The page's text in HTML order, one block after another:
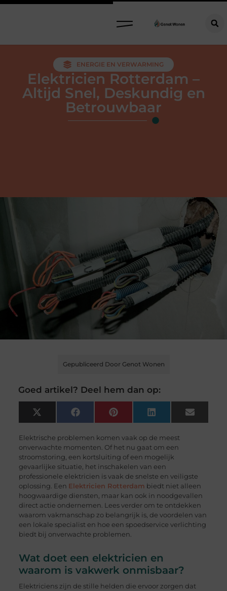
ENERGIE EN VERWARMING
Elektricien Rotterdam –
Altijd Snel, Deskundig en
Betrouwbaar
Gepubliceerd Door Genot Wonen
Goed artikel? Deel hem dan op:
X
(Twitter)
FacebookPinterest LinkedIn Email
Elektrische problemen komen vaak op de meest
onverwachte momenten. Of het nu gaat om een
stroomstoring, een kortsluiting of een mogelijk
gevaarlijke situatie, het inschakelen van een
professionele elektricien is vaak de snelste en veiligste
oplossing. Een Elektricien Rotterdam biedt niet alleen
hoogwaardige diensten, maar kan ook in noodgevallen
direct actie ondernemen. Lees verder om te ontdekken
waarom vakmanschap zo belangrijk is, de voordelen van
een lokale specialist en hoe een spoedservice verlichting
biedt bij onverwachte problemen.
Wat doet een elektricien en
waarom is vakwerk onmisbaar?
Elektriciens zijn de stille helden die ervoor zorgen dat